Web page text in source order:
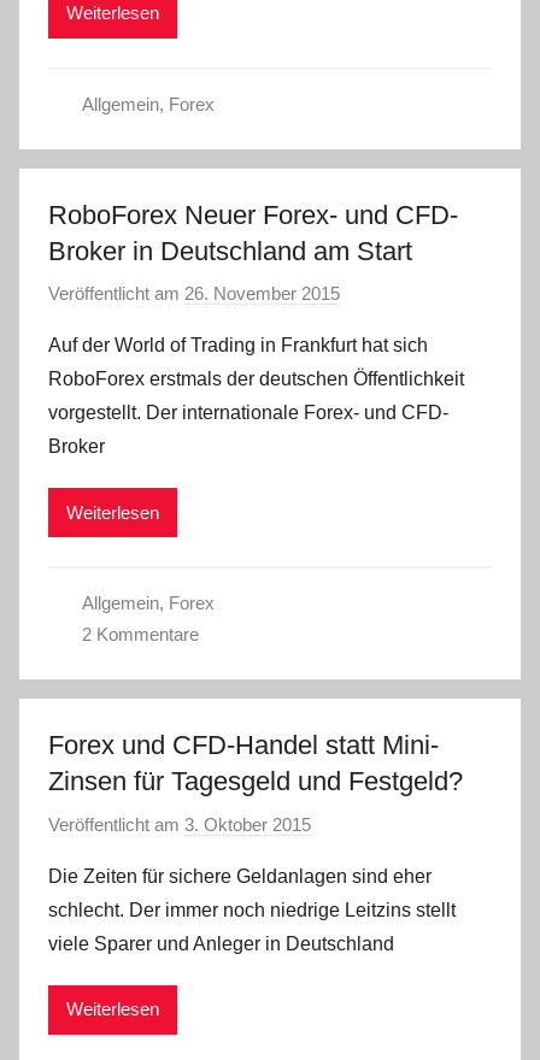
Weiterlesen
Allgemein, Forex
RoboForex Neuer Forex- und CFD-
Broker in Deutschland am Start
Veröffentlicht am 26. November 2015
n
a
d
Auf der World of Trading in Frankfurt hat sich
RoboForex erstmals der deutschen Öffentlichkeit
vorgestellt. Der internationale Forex- und CFD-
Broker
Weiterlesen
Allgemein, Forex
2 Kommentare
Forex und CFD-Handel statt Mini-
Zinsen für Tagesgeld und Festgeld?
Veröffentlicht am 3. Oktober 2015
n
a
d
Die Zeiten für sichere Geldanlagen sind eher
schlecht. Der immer noch niedrige Leitzins stellt
viele Sparer und Anleger in Deutschland
Weiterlesen